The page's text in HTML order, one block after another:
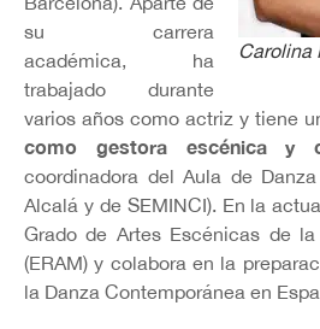
Carolina
su carrera
académica, ha
trabajado durante
varios años como actriz y tiene
como gestora escénica y
coordinadora del Aula de
Alcalá y de SEMINCI). En la
Grado de Artes Escénicas de
(ERAM) y colabora en la
la Danza Contemporánea en